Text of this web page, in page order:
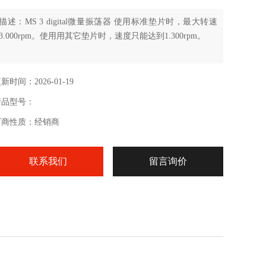
述：MS 3 digital微量振荡器 使用标准垫片时，最大转速
。使用用其它垫片时，速度只能达到1.300rpm。
时间：2026-01-19
型号：
性质：经销商
联系我们 留言询价